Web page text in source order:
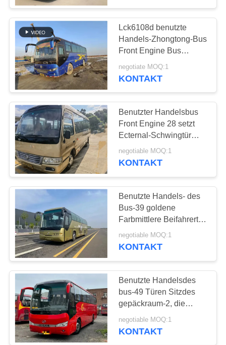
SITEMAP
DATENSCHUTZRICHTLINIE
Lck6108d benutzte
Handels-Zhongtong-Bus
Front Engine Bus
43seats 2017
negotiate MOQ:1
KONTAKT
Benutzter Handelsbus
Front Engine 28 setzt
Ecternal-Schwingtür
goldenes Dragon Bus
XML6729
negotiable MOQ:1
KONTAKT
Benutzte Handels- des
Bus-39 goldene
Farbmittlere Beifahrertür
Sitz-Weichai-
Maschinen-336hp 12
negotiable MOQ:1
KONTAKT
Benutzte Handelsdes
bus-49 Türen Sitzdes
gepäckraum-2, die
Fenster mit der A/C 2.
Hand höheres KLQ6112
negotiable MOQ:1
KONTAKT